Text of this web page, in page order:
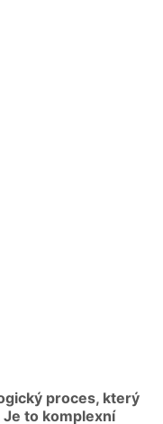
proces, který
to komplexní